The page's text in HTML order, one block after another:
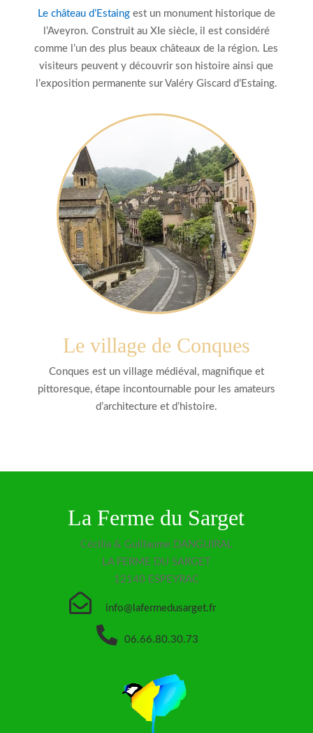
Le château d’Estaingest un monument historique de
l’Aveyron. Construit au XIe siècle, il est considéré
comme l’un des plus beaux châteaux de la région. Les
visiteurs peuvent y découvrir son histoire ainsi que
l’exposition permanente sur Valéry Giscard d’Estaing.
Le village de Conques
Conques est un village médiéval, magnifique et
pittoresque, étape incontournable pour les amateurs
d’architecture et d’histoire.
La Ferme du Sarget
Cécilia & Guillaume DANGUIRAL
LA FERME DU SARGET
12140 ESPEYRAC
 info@lafermedusarget.fr
 06.66.80.30.73